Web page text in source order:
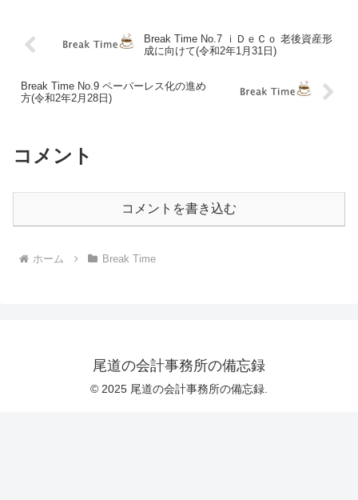
Break Time No.7 ｉＤｅＣｏ 老後資産形
成に向けて(令和2年1月31日)
Break Time No.9 ペーパーレス化の進め
方(令和2年2月28日)
コメント
コメントを書き込む
ホーム Break Time
尾道の会計事務所の備忘録
© 2025 尾道の会計事務所の備忘録.